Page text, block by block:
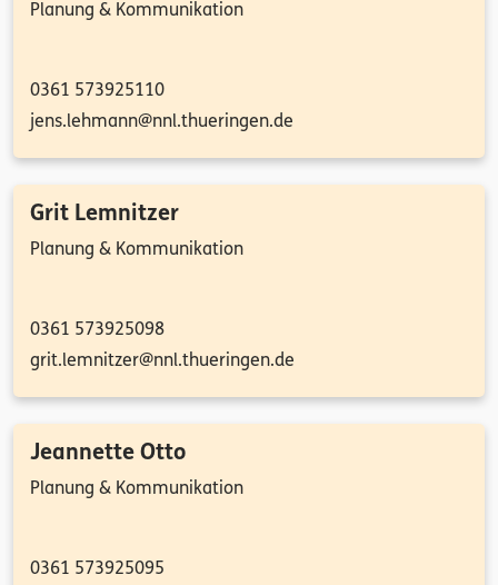
Planung & Kommunikation
0361 573925110
jens.lehmann@nnl.thueringen.de
Grit Lemnitzer
Planung & Kommunikation
0361 573925098
grit.lemnitzer@nnl.thueringen.de
Jeannette Otto
Planung & Kommunikation
0361 573925095